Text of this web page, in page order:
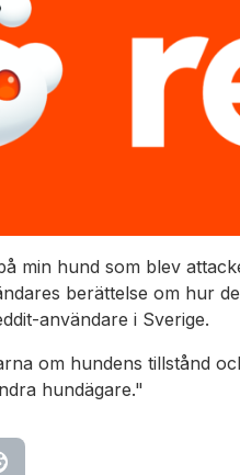
min hund som blev
berättelse om hur
användare i Sverige.
om hundens tillstånd
hundägare."